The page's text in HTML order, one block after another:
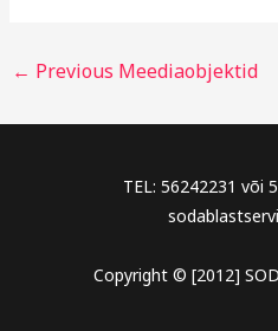
← Previous Meediaobjektid
TEL: 56242231 või
Copyright © [2012]